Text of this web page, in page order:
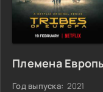
Племена
Год выпуска: 2021